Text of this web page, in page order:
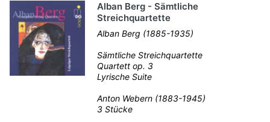
Alban Berg - Sämtliche
Streichquartette
Alban Berg (1885-1935)
Sämtliche Streichquartette
Quartett op. 3
Lyrische Suite
Anton Webern (1883-1945)
3 Stücke